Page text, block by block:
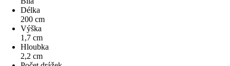
Délka
200 cm
Výška
1,7 cm
Hloubka
2,2 cm